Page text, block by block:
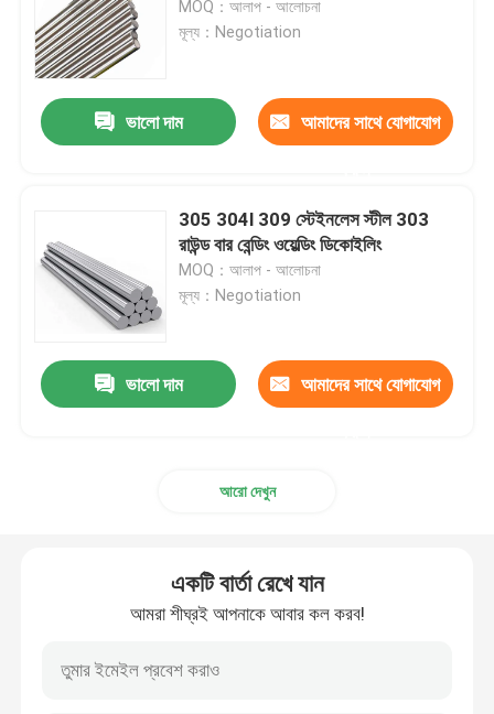
গ্যালভানাইজড স্টিল টিউব
পিপিজিআই ইস্পাত কয়েল
MOQ：আলাপ - আলোচনা
মূল্য：Negotiation
ভালো দাম আমাদের সাথে যোগাযোগ
305 304l 309 স্টেইনলেস স্টীল 303
রাউন্ড বার বেন্ডিং ওয়েল্ডিং ডিকোইলিং
MOQ：আলাপ - আলোচনা
মূল্য：Negotiation
ভালো দাম আমাদের সাথে যোগাযোগ
আরো দেখুন
একটি বার্তা রেখে যান
আমরা শীঘ্রই আপনাকে আবার কল করব!